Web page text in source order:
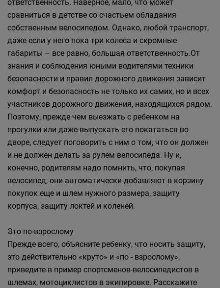
ответственность. Наверное, мало, что может
сравниться в детстве со счастьем обладания
собственным велосипедом. Однако, любой транспорт,
даже если у него пока три колеса и скромные
габариты – все равно, большая ответственность.От
знания и соблюдения юными водителями техники
безопасности и правил дорожного движения зависит
комфорт и безопасность не только их самих, но и всех
участников дорожного движения, находящихся рядом.
Поэтому, прежде чем выезжать с ребенком на
прогулки или даже выпускать его покататься во
дворе, следует поговорить с ним о том, что он должен
и не должен делать за рулем велосипеда. Ну и,
конечно, родителям надо помнить, что, покупая
велосипед, они автоматически добавляют в корзину
покупок еще и шлем нужного размера, защиту
корпуса, защиту локтей и коленей.
Это по-взрослому
Прежде всего, объясните ребенку, что носить защиту,
это действительно «круто» и «по - взрослому»,
приведите в пример спортсменов-велосипедистов в
шлемах, мотоциклистов в экипировке. Расскажите